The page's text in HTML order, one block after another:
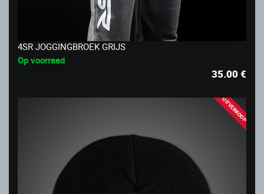
4SR JOGGINGBROEK GRIJS
Op voorraad
35.00€
UITVERKOOP